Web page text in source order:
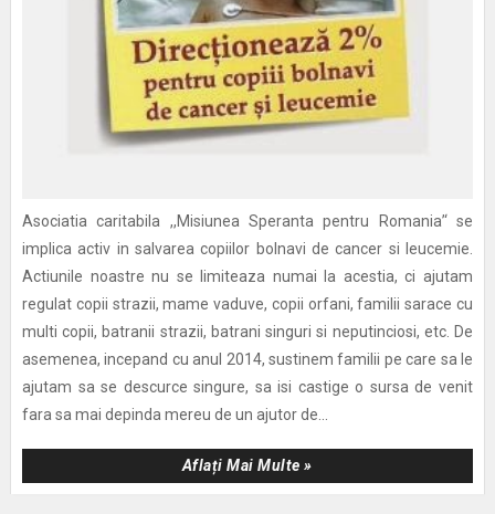
Asociatia caritabila ,,Misiunea Speranta pentru Romania’‘ se
implica activ in salvarea copiilor bolnavi de cancer si leucemie.
Actiunile noastre nu se limiteaza numai la acestia, ci ajutam
regulat copii strazii, mame vaduve, copii orfani, familii sarace cu
multi copii, batranii strazii, batrani singuri si neputinciosi, etc. De
asemenea, incepand cu anul 2014, sustinem familii pe care sa le
ajutam sa se descurce singure, sa isi castige o sursa de venit
fara sa mai depinda mereu de un ajutor de...
Aflați Mai Multe »